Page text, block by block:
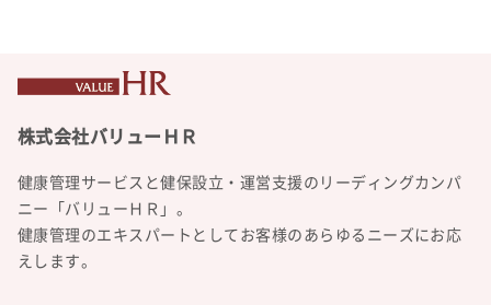
健康管理サービスと健保設立・運営支援のリーディングカンパ
ニー「バリューＨＲ」。
健康管理のエキスパートとしてお客様のあらゆるニーズにお応
えします。